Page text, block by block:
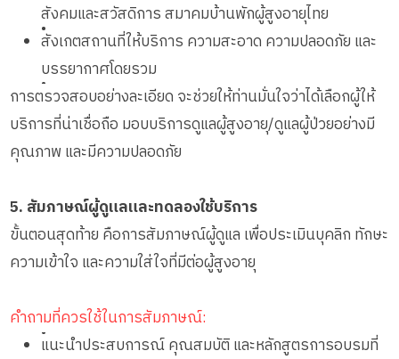
สังคมและสวัสดิการ สมาคมบ้านพักผู้สูงอายุไทย
•
สังเกตสถานที่ให้บริการ ความสะอาด ความปลอดภัย และ
บรรยากาศโดยรวม
•
การตรวจสอบอย่างละเอียด จะช่วยให้ท่านมั่นใจว่าได้เลือกผู้ให้
บริการที่น่าเชื่อถือ มอบบริการดูแลผู้สูงอายุ/ดูแลผู้ป่วยอย่างมี
คุณภาพ และมีความปลอดภัย
5. สัมภาษณ์ผู้ดูแลและทดลองใช้บริการ
ขั้นตอนสุดท้าย คือการสัมภาษณ์ผู้ดูแล เพื่อประเมินบุคลิก ทักษะ
ความเข้าใจ และความใส่ใจที่มีต่อผู้สูงอายุ
คำถามที่ควรใช้ในการสัมภาษณ์:
•
แนะนำประสบการณ์ คุณสมบัติ และหลักสูตรการอบรมที่